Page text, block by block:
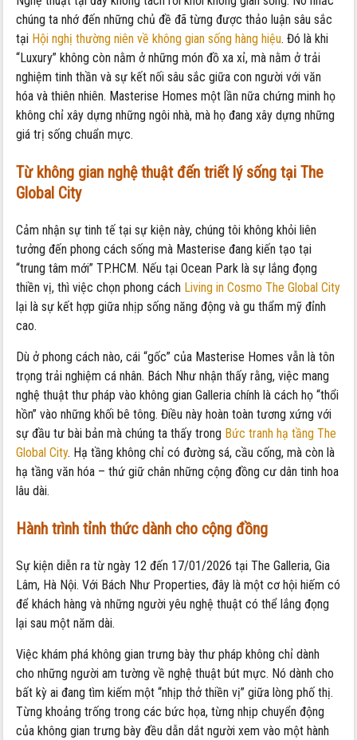
chúng ta nhớ đến những chủ đề đã từng được thảo luận sâu sắc
tại Hội nghị thường niên về không gian sống hàng hiệu. Đó là khi
“Luxury” không còn nằm ở những món đồ xa xỉ, mà nằm ở trải
nghiệm tinh thần và sự kết nối sâu sắc giữa con người với văn
hóa và thiên nhiên. Masterise Homes một lần nữa chứng minh họ
không chỉ xây dựng những ngôi nhà, mà họ đang xây dựng những
giá trị sống chuẩn mực.
Từ không gian nghệ thuật đến triết lý sống tại The
Global City
Cảm nhận sự tinh tế tại sự kiện này, chúng tôi không khỏi liên
tưởng đến phong cách sống mà Masterise đang kiến tạo tại
“trung tâm mới” TP.HCM. Nếu tại Ocean Park là sự lắng đọng
thiền vị, thì việc chọn phong cách Living in Cosmo The Global City
lại là sự kết hợp giữa nhịp sống năng động và gu thẩm mỹ đỉnh
cao.
Dù ở phong cách nào, cái “gốc” của Masterise Homes vẫn là tôn
trọng trải nghiệm cá nhân. Bách Như nhận thấy rằng, việc mang
nghệ thuật thư pháp vào không gian Galleria chính là cách họ “thổi
hồn” vào những khối bê tông. Điều này hoàn toàn tương xứng với
sự đầu tư bài bản mà chúng ta thấy trong Bức tranh hạ tầng The
Global City. Hạ tầng không chỉ có đường sá, cầu cống, mà còn là
hạ tầng văn hóa – thứ giữ chân những cộng đồng cư dân tinh hoa
lâu dài.
Hành trình tỉnh thức dành cho cộng đồng
Sự kiện diễn ra từ ngày 12 đến 17/01/2026 tại The Galleria, Gia
Lâm, Hà Nội. Với Bách Như Properties, đây là một cơ hội hiếm có
để khách hàng và những người yêu nghệ thuật có thể lắng đọng
lại sau một năm dài.
Việc khám phá không gian trưng bày thư pháp không chỉ dành
cho những người am tường về nghệ thuật bút mực. Nó dành cho
bất kỳ ai đang tìm kiếm một “nhịp thở thiền vị” giữa lòng phố thị.
Từng khoảng trống trong các bức họa, từng nhịp chuyển động
của không gian trưng bày đều dẫn dắt người xem vào một hành